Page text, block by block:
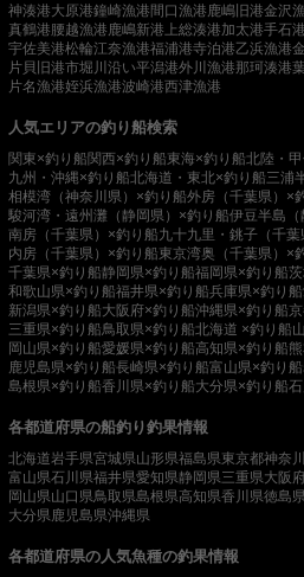
神湊港大原港鐘崎漁港間口漁港 鹿嶋旧港金沢
真鶴港腰越漁港 鹿嶋新港 上総湊港加太港手石港
宇佐美港松輪江奈漁港福浦港寺泊港乙浜漁港
片貝旧港市堀川沿い平潟港外川漁港那珂湊港
片名漁港姪浜漁港波崎港西津漁港
人気エリアの釣り船検索
関東×釣り船関西×釣り船東海×釣り船北陸・
九州・沖縄×釣り船北海道・東北×釣り船三浦
相模湾（神奈川県）×釣り船外房（千葉県）×
駿河湾・遠州灘（静岡県）×釣り船伊豆半島
南房（千葉県）×釣り船九十九里・銚子（千
内房（千葉県）×釣り船東京湾奥（千葉県）×
千葉県×釣り船静岡県×釣り船福岡県×釣り船
和歌山県×釣り船福井県×釣り船兵庫県×釣り船
新潟県×釣り船大阪府×釣り船沖縄県×釣り船
三重県×釣り船鳥取県×釣り船北海道 ×釣り船
岡山県×釣り船愛媛県×釣り船高知県×釣り船
鹿児島県×釣り船長崎県×釣り船富山県×釣り船
島根県×釣り船香川県×釣り船大分県×釣り船
各都道府県の船釣り釣果情報
北海道岩手県宮城県山形県福島県東京都神奈
富山県石川県福井県愛知県静岡県三重県大阪
岡山県山口県鳥取県島根県高知県香川県徳島県
大分県 鹿児島県沖縄県
各都道府県の人気魚種の釣果情報